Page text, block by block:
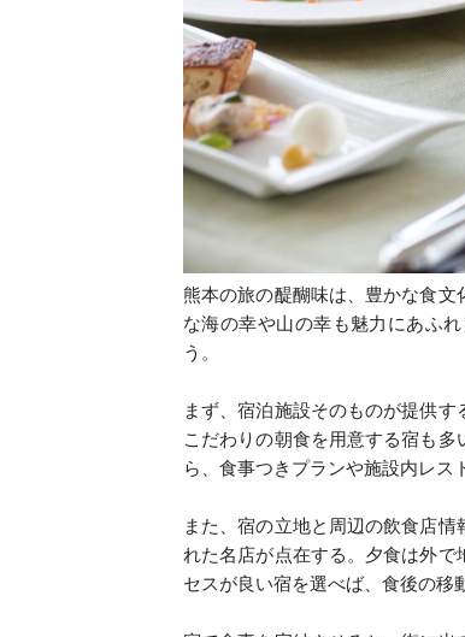
熊本の旅の醍醐味は、豊かな食
な海の幸や山の幸も魅力にあふ
う。
まず、宿泊施設そのものが提供す
こだわりの朝食を用意する宿も
ら、食事つきプランや施設内レス
また、宿の立地と周辺の飲食店
れた名店が点在する。夕食は外
セスが良い宿を選べば、食後の移